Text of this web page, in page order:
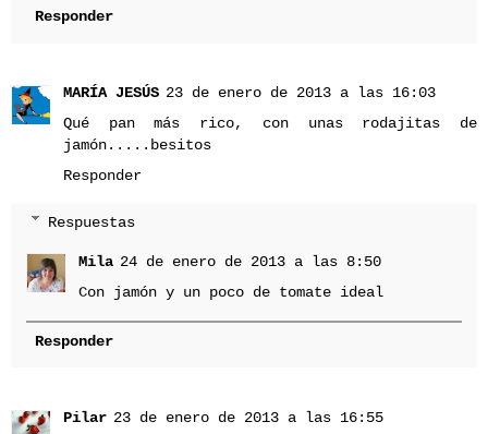
Responder
MARÍA JESÚS 23 de enero de 2013 a las 16:03
Qué pan más rico, con unas rodajitas de
jamón.....besitos
Responder
Respuestas
Mila 24 de enero de 2013 a las 8:50
Con jamón y un poco de tomate ideal
Responder
Pilar 23 de enero de 2013 a las 16:55